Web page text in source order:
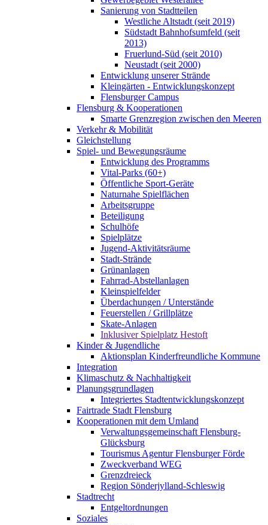
Sanierung von Stadtteilen
Westliche Altstadt (seit 2019)
Südstadt Bahnhofsumfeld (seit
2013)
Fruerlund-Süd (seit 2010)
Neustadt (seit 2000)
Entwicklung unserer Strände
Kleingärten - Entwicklungskonzept
Flensburger Campus
Flensburg & Kooperationen
Smarte Grenzregion zwischen den Meeren
Verkehr & Mobilität
Gleichstellung
Spiel- und Bewegungsräume
Entwicklung des Programms
Vital-Parks (60+)
Öffentliche Sport-Geräte
Naturnahe Spielflächen
Arbeitsgruppe
Beteiligung
Schulhöfe
Spielplätze
Jugend-Aktivitätsräume
Stadt-Strände
Grünanlagen
Fahrrad-Abstellanlagen
Kleinspielfelder
Überdachungen / Unterstände
Feuerstellen / Grillplätze
Skate-Anlagen
Inklusiver Spielplatz Hestoft
Kinder & Jugendliche
Aktionsplan Kinderfreundliche Kommune
Integration
Klimaschutz & Nachhaltigkeit
Planungsgrundlagen
Integriertes Stadtentwicklungskonzept
Fairtrade Stadt Flensburg
Kooperationen mit dem Umland
Verwaltungsgemeinschaft Flensburg-
Glücksburg
Tourismus Agentur Flensburger Förde
Zweckverband WEG
Grenzdreieck
Region Sönderjylland-Schleswig
Stadtrecht
Entgeltordnungen
Soziales